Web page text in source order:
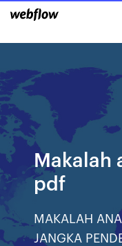
Makalah
pdf
MAKALAH
JANGKA